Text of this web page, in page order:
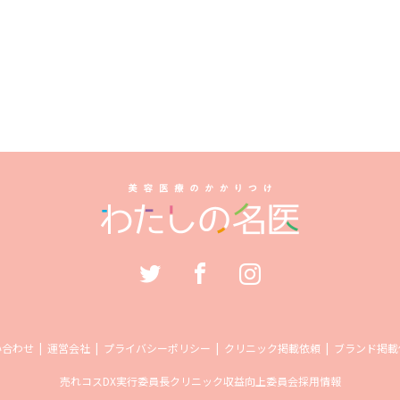
わせ 運営会社 プライバシーポリシー クリニック掲載依頼 ブランド掲
売れコスDX実行委員長クリニック収益向上委員会採用情報